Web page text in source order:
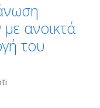
ανοικτά
του